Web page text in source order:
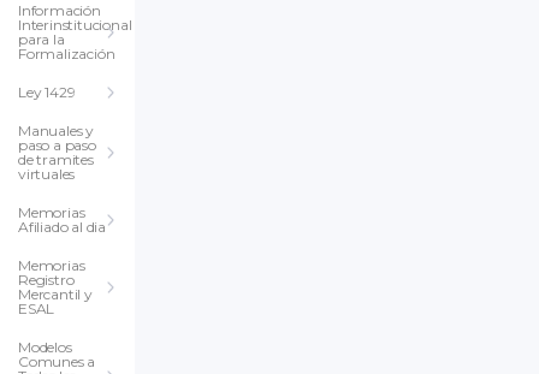
Información
Interinstitucional
para la
Formalización
Ley 1429
Manuales y
paso a paso
de tramites
virtuales
Memorias
Afiliado al dia
Memorias
Registro
Mercantil y
ESAL
Modelos
Comunes a